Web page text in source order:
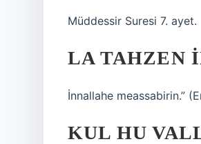
Müddessir Suresi 7. ayet.
LA TAHZEN
İnnallahe meassabirin.”
KUL HU